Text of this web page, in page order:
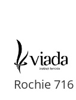
Rochie